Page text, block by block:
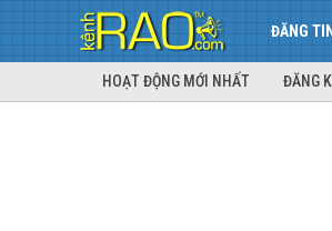
ĐĂNG TIN
HOẠT ĐỘNG MỚI NHẤT ĐĂNG